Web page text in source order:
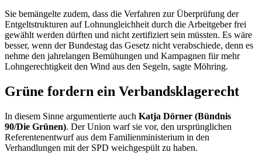
Sie bemängelte zudem, dass die Verfahren zur Überprüfung der
Entgeltstrukturen auf Lohnungleichheit durch die Arbeitgeber frei
gewählt werden dürften und nicht zertifiziert sein müssten. Es wäre
besser, wenn der Bundestag das Gesetz nicht verabschiede, denn es
nehme den jahrelangen Bemühungen und Kampagnen für mehr
Lohngerechtigkeit den Wind aus den Segeln, sagte Möhring.
Grüne fordern ein Verbandsklagerecht
In diesem Sinne argumentierte auch Katja Dörner (Bündnis
90/Die Grünen). Der Union warf sie vor, den ursprünglichen
Referentenentwurf aus dem Familienministerium in den
Verhandlungen mit der SPD weichgespült zu haben.